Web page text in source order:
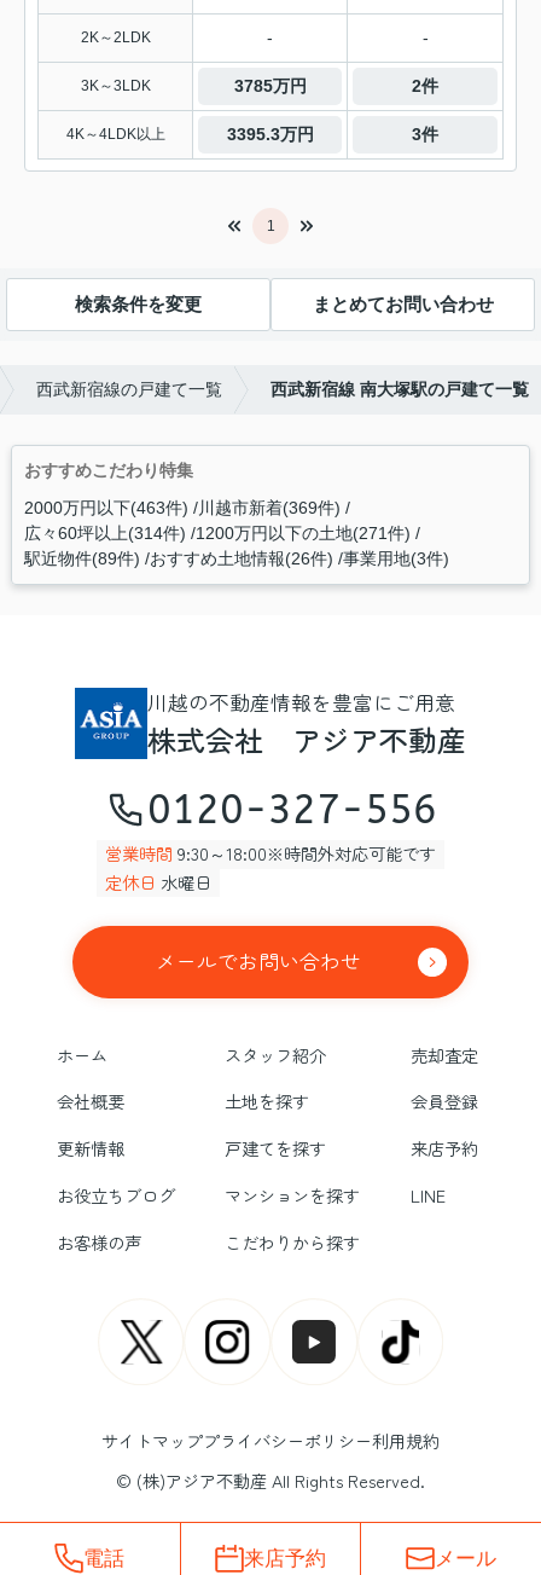
2K～2LDK - -
3K～3LDK 3785万円 2件
4K～4LDK以上 3395.3万円 3件
1
検索条件を変更 まとめてお問い合わせ
西武新宿線の戸建て一覧 西武新宿線 南大塚駅の戸建て一覧
おすすめこだわり特集
2000万円以下(463件) 川越市新着(369件)
広々60坪以上(314件) 1200万円以下の土地(271件)
駅近物件(89件) おすすめ土地情報(26件) 事業用地(3件)
川越の不動産情報を豊富にご用意
株式会社 アジア不動産
0120-327-556
営業時間 9:30～18:00※時間外対応可能です
定休日 水曜日
メールでお問い合わせ
ホーム スタッフ紹介
売却査定
会社概要
土地を探す
会員登録
更新情報
戸建てを探す
来店予約
お役立ちブログ
マンションを探す
LINE
お客様の声
こだわりから探す
サイトマッププライバシーポリシー利用規約
© (株)アジア不動産 All Rights Reserved.
電話 来店予約 メール